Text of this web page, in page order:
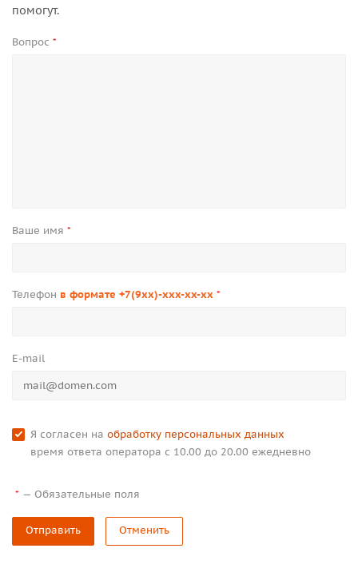
помогут.
Вопрос *
Ваше имя *
Телефон в формате +7(9xx)-xxx-xx-xx *
E-mail
Я согласен на обработку персональных данных
время ответа оператора с 10.00 до 20.00 ежедневно
* — Обязательные поля
Отправить Отменить